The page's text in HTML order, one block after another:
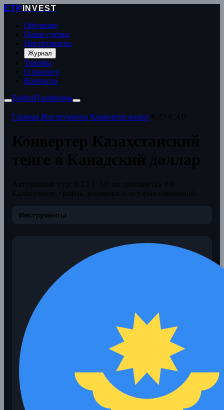
ETP
INVEST
Обучение
Наши сделки
Инструменты
Журнал
Тарифы
О проекте
Контакты
ВойтиПлатформа
Главная Инструменты Конвертер валют
Инструменты